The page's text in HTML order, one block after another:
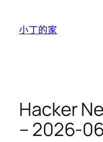
小丁的家
Hacker
– 2026-